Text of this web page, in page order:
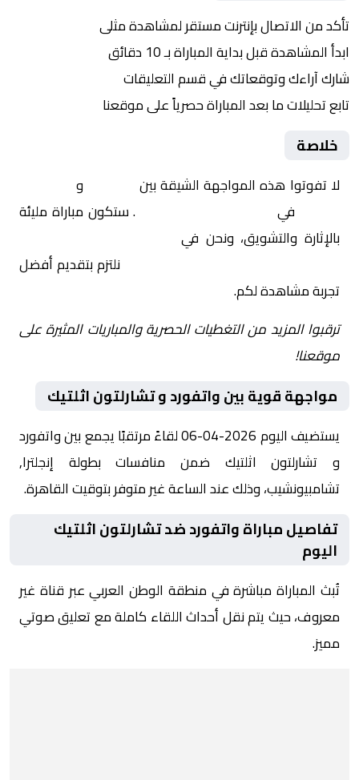
تأكد من الاتصال بإنترنت مستقر لمشاهدة مثلى
ابدأ المشاهدة قبل بداية المباراة بـ 10 دقائق
شارك آراءك وتوقعاتك في قسم التعليقات
تابع تحليلات ما بعد المباراة حصرياً على موقعنا
خلاصة
لا تفوتوا هذه المواجهة الشيقة بين و
في
. ستكون مباراة مليئة
بالإثارة والتشويق، ونحن في
نلتزم بتقديم أفضل
تجربة مشاهدة لكم.
ترقبوا المزيد من التغطيات الحصرية والمباريات المثيرة على
موقعنا!
مواجهة قوية بين واتفورد و تشارلتون اثلتيك
يستضيف اليوم 2026-04-06 لقاءً مرتقبًا يجمع بين واتفورد
و تشارلتون اثلتيك ضمن منافسات بطولة إنجلترا,
تشامبيونشيب، وذلك عند الساعة غير متوفر بتوقيت القاهرة.
تفاصيل مباراة واتفورد ضد تشارلتون اثلتيك
اليوم
تُبث المباراة مباشرة في منطقة الوطن العربي عبر قناة غير
معروف، حيث يتم نقل أحداث اللقاء كاملة مع تعليق صوتي
مميز.